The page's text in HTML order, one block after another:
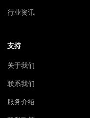
行业资讯
支持
关于我们
联系我们
服务介绍